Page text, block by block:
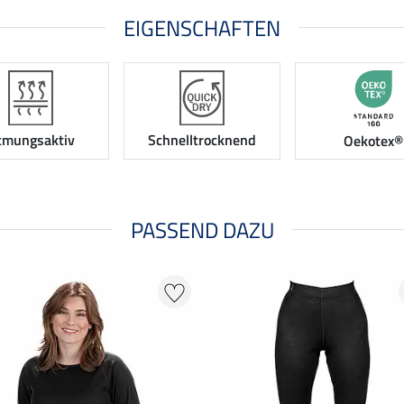
EIGENSCHAFTEN
Schnelltrocknend Oekotex®
PASSEND DAZU